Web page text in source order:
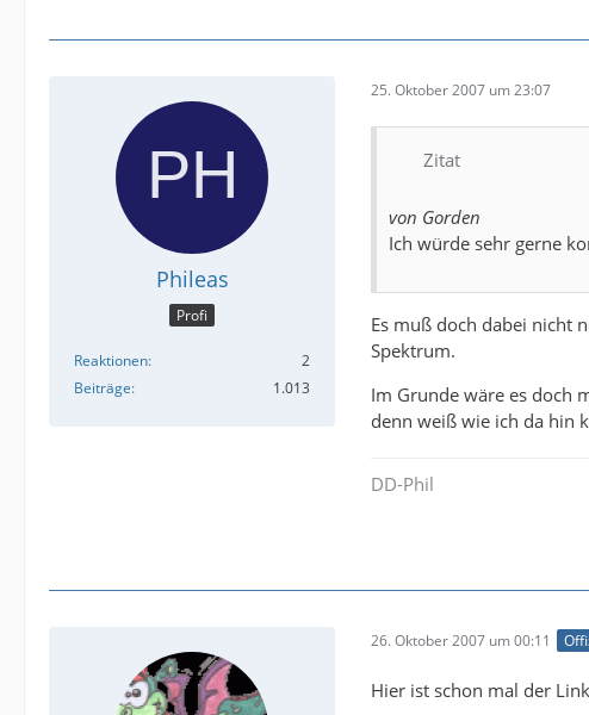
Phileas
Profi
Reaktionen
2
Beiträge
1.013
25. Oktober 2007 um 23:07
Zitat
von Gorden
Ich würde sehr gerne
Es muß doch dabei nicht
Spektrum.
Im Grunde wäre es doch
denn weiß wie ich da hin
DD-Phil
26. Oktober 2007 um 00:11
Hier ist schon mal der